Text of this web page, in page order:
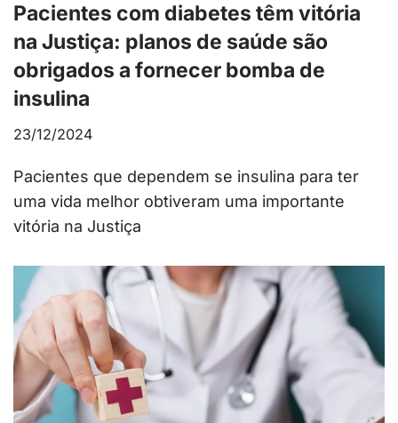
Pacientes com diabetes têm vitória
na Justiça: planos de saúde são
obrigados a fornecer bomba de
insulina
23/12/2024
Pacientes que dependem se insulina para ter
uma vida melhor obtiveram uma importante
vitória na Justiça